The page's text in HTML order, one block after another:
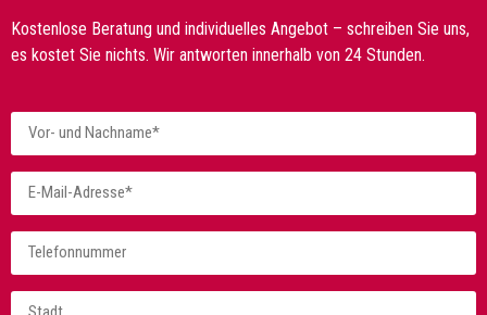
Kostenlose Beratung und individuelles Angebot – schreiben Sie uns,
es kostet Sie nichts. Wir antworten innerhalb von 24 Stunden.